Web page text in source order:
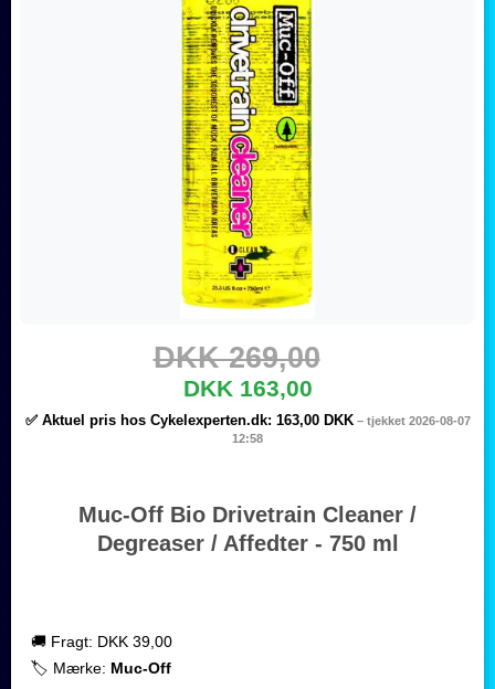
DKK 269,00
DKK 163,00
✅ Aktuel pris hos Cykelexperten.dk: 163,00 DKK– tjekket 2026-08-07
12:58
Muc-Off Bio Drivetrain Cleaner /
Degreaser / Affedter - 750 ml
🚚 Fragt: DKK 39,00
🏷️ Mærke: Muc-Off